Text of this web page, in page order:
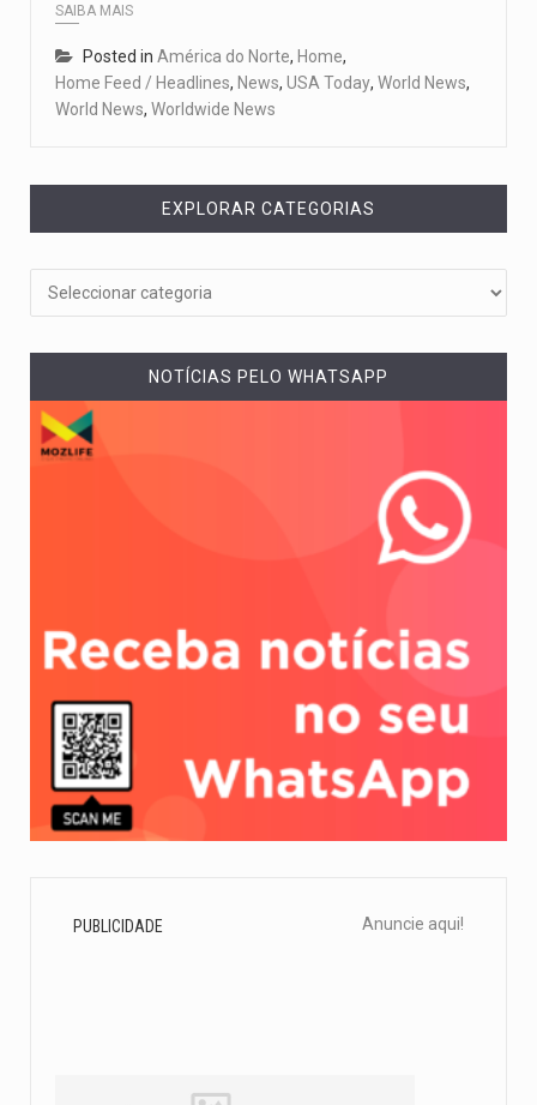
SAIBA MAIS
Posted in América do Norte, Home,
Home Feed / Headlines, News, USA Today, World News,
World News, Worldwide News
EXPLORAR CATEGORIAS
NOTÍCIAS PELO WHATSAPP
PUBLICIDADE Anuncie aqui!